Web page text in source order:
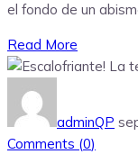
el fondo de un
Read More
adminQP
Comments (0)